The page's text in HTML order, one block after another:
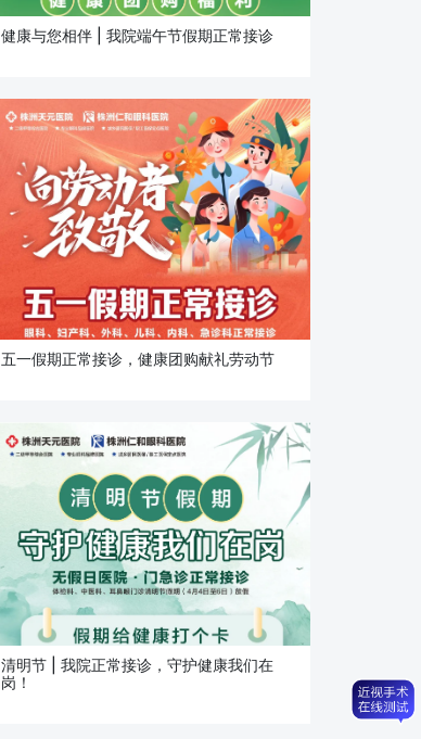
健康与您相伴 | 我院端午节假期正常接诊
五一假期正常接诊，健康团购献礼劳动节
清明节 | 我院正常接诊，守护健康我们在
岗！